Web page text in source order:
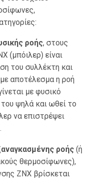
ροής, στους
(μπόιλερ) είναι
του συλλέκτη και
αποτέλεσμα η ροή
με φυσικό
ψηλά και ωθεί το
να επιστρέψει
ροής (ή
θερμοσίφωνες),
ΖΝΧ βρίσκεται